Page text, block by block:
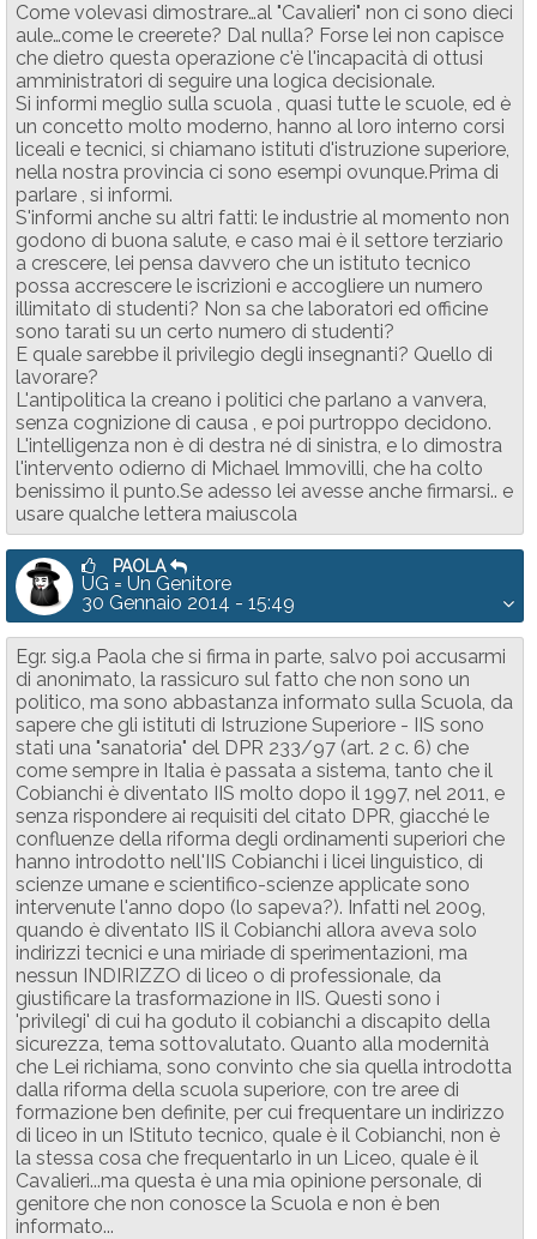
Come volevasi dimostrare…al "Cavalieri" non ci sono dieci
aule…come le creerete? Dal nulla? Forse lei non capisce
che dietro questa operazione c'è l'incapacità di ottusi
amministratori di seguire una logica decisionale.
Si informi meglio sulla scuola , quasi tutte le scuole, ed è
un concetto molto moderno, hanno al loro interno corsi
liceali e tecnici, si chiamano istituti d'istruzione superiore,
nella nostra provincia ci sono esempi ovunque.Prima di
parlare , si informi.
S'informi anche su altri fatti: le industrie al momento non
godono di buona salute, e caso mai è il settore terziario
a crescere, lei pensa davvero che un istituto tecnico
possa accrescere le iscrizioni e accogliere un numero
illimitato di studenti? Non sa che laboratori ed officine
sono tarati su un certo numero di studenti?
E quale sarebbe il privilegio degli insegnanti? Quello di
lavorare?
L'antipolitica la creano i politici che parlano a vanvera,
senza cognizione di causa , e poi purtroppo decidono.
L'intelligenza non è di destra né di sinistra, e lo dimostra
l'intervento odierno di Michael Immovilli, che ha colto
benissimo il punto.Se adesso lei avesse anche firmarsi.. e
usare qualche lettera maiuscola
PAOLA
UG = Un Genitore
30 Gennaio 2014 - 15:49
Egr. sig.a Paola che si firma in parte, salvo poi accusarmi
di anonimato, la rassicuro sul fatto che non sono un
politico, ma sono abbastanza informato sulla Scuola, da
sapere che gli istituti di Istruzione Superiore - IIS sono
stati una "sanatoria" del DPR 233/97 (art. 2 c. 6) che
come sempre in Italia è passata a sistema, tanto che il
Cobianchi è diventato IIS molto dopo il 1997, nel 2011, e
senza rispondere ai requisiti del citato DPR, giacché le
confluenze della riforma degli ordinamenti superiori che
hanno introdotto nell'IIS Cobianchi i licei linguistico, di
scienze umane e scientifico-scienze applicate sono
intervenute l'anno dopo (lo sapeva?). Infatti nel 2009,
quando è diventato IIS il Cobianchi allora aveva solo
indirizzi tecnici e una miriade di sperimentazioni, ma
nessun INDIRIZZO di liceo o di professionale, da
giustificare la trasformazione in IIS. Questi sono i
'privilegi' di cui ha goduto il cobianchi a discapito della
sicurezza, tema sottovalutato. Quanto alla modernità
che Lei richiama, sono convinto che sia quella introdotta
dalla riforma della scuola superiore, con tre aree di
formazione ben definite, per cui frequentare un indirizzo
di liceo in un IStituto tecnico, quale è il Cobianchi, non è
la stessa cosa che frequentarlo in un Liceo, quale è il
Cavalieri...ma questa è una mia opinione personale, di
genitore che non conosce la Scuola e non è ben
informato...